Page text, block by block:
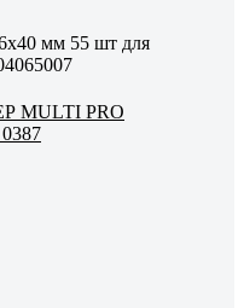
мм 55 шт для